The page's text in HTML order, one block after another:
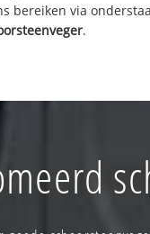
bereiken via
.